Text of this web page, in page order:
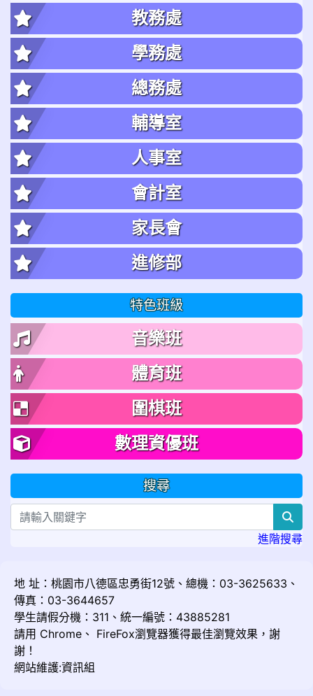
教務處
學務處
總務處
輔導室
人事室
會計室
家長會
進修部
特色班級
音樂班
體育班
圍棋班
數理資優班
搜尋
進階搜尋
地 址：桃園市八德區忠勇街12號、總機：03-3625633、
傳真：03-3644657
學生請假分機：311、統一編號：43885281
請用 Chrome 、 FireFox瀏覽器獲得最佳瀏覽效果，謝
謝！
網站維護:資訊組